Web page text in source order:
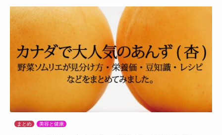
まとめ 美容と健康